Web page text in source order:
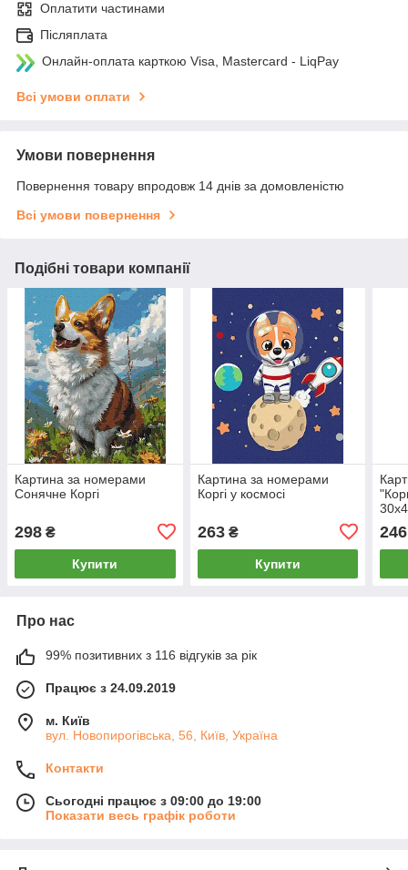
Оплатити частинами
Післяплата
Онлайн-оплата карткою Visa, Mastercard - LiqPay
Всі умови оплати
Умови повернення
Повернення товару впродовж 14 днів за домовленістю
Всі умови повернення
Подібні товари компанії
Картина за номерами
Сонячне Коргі
298 ₴
Купити
Картина за номерами
Коргі у космосі
263₴
Купити
246
Про нас
99% позитивних з 116 відгуків за рік
Працює з 24.09.2019
м. Київ
вул. Новопирогівська, 56, Київ, Україна
Контакти
Сьогодні працює з 09:00 до 19:00
Показати весь графік роботи